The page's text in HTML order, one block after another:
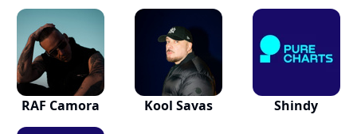
RAF Camora Kool Savas Shindy